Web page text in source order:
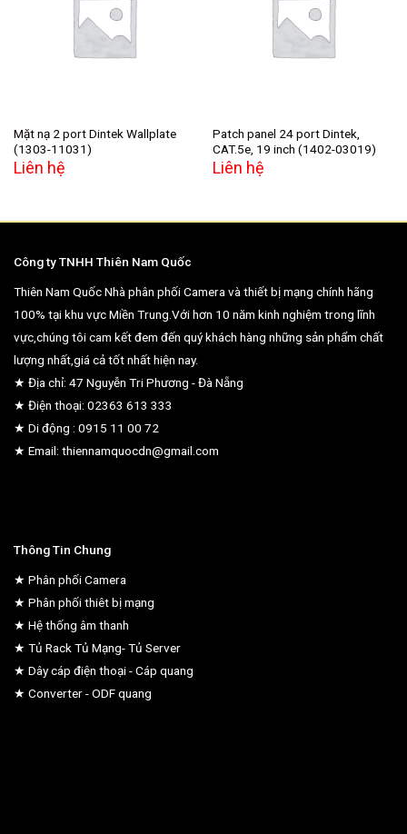
Mặt nạ 2 port Dintek Wallplate
(1303-11031)
Liên hệ
Patch panel 24 port Dintek,
CAT.5e, 19 inch (1402-03019)
Liên hệ
Công ty TNHH Thiên Nam Quốc
Thiên Nam Quốc Nhà phân phối Camera và thiết bị mạng chính hãng
100% tại khu vực Miền Trung.Với hơn 10 năm kinh nghiệm trong lĩnh
vực,chúng tôi cam kết đem đến quý khách hàng những sản phẩm chất
lượng nhất,giá cả tốt nhất hiện nay.
★ Địa chỉ: 47 Nguyễn Tri Phương - Đà Nẵng
★ Điện thoại: 02363 613 333
★ Di động : 0915 11 00 72
★ Email: thiennamquocdn@gmail.com
Thông Tin Chung
★ Phân phối Camera
★ Phân phối thiêt bị mạng
★ Hệ thống âm thanh
★ Tủ Rack Tủ Mạng- Tủ Server
★ Dây cáp điện thoại - Cáp quang
★ Converter - ODF quang